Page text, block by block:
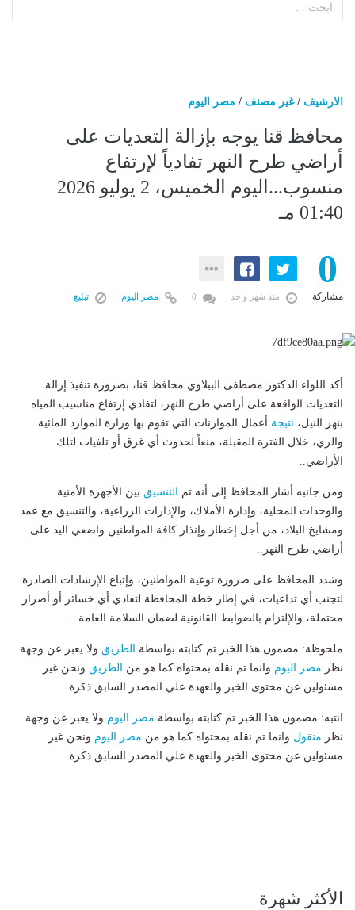
الارشيف /غير مصنف / مصر اليوم
محافظ قنا يوجه بإزالة التعديات على
أراضي طرح النهر تفادياً لإرتفاع
منسوب...اليوم الخميس، 2 يوليو 2026
01:40 مـ
0
مشاركة منذ شهر واحد مصر اليوم تبليغ
أكد اللواء الدكتور مصطفى الببلاوي محافظ قنا، بضرورة تنفيذ إزالة
التعديات الواقعة على أراضي طرح النهر، لتفادي إرتفاع مناسيب المياه
بنهر النيل، نتيجة أعمال الموازنات التي تقوم بها وزارة الموارد المائية
والري، خلال الفترة المقبلة، منعاً لحدوث أي غرق أو تلفيات لتلك
الأراضي..
ومن جانبه أشار المحافظ إلى أنه تم التنسيق بين الأجهزة الأمنية
والوحدات المحلية، وإدارة الأملاك، والإدارات الزراعية، والتنسيق مع عمد
ومشايخ البلاد، من أجل إخطار وإنذار كافة المواطنين واضعي اليد على
أراضي طرح النهر..
وشدد المحافظ على ضرورة توعية المواطنين، وإتباع الإرشادات الصادرة
لتجنب أي تداعيات، في إطار خطة المحافظة لتفادي أي خسائر أو أضرار
محتملة، والإلتزام بالضوابط القانونية لضمان السلامة العامة....
ملحوظة: مضمون هذا الخبر تم كتابته بواسطة الطريق ولا يعبر عن وجهة
نظر مصر اليوم وانما تم نقله بمحتواه كما هو من الطريق ونحن غير
مسئولين عن محتوى الخبر والعهدة علي المصدر السابق ذكرة.
انتبه: مضمون هذا الخبر تم كتابته بواسطة مصر اليوم ولا يعبر عن وجهة
نظر منقول وانما تم نقله بمحتواه كما هو من مصر اليوم ونحن غير
مسئولين عن محتوى الخبر والعهدة علي المصدر السابق ذكرة.
الأكثر شهرة